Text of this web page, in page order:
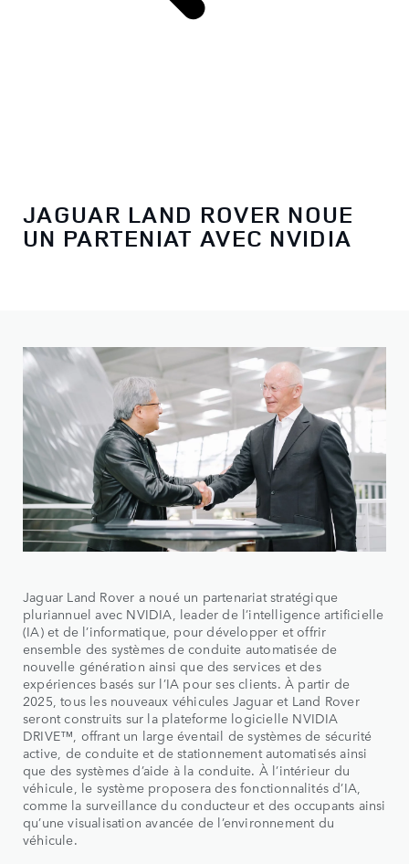
JAGUAR LAND ROVER NOUE
UN PARTENIAT AVEC NVIDIA
Jaguar Land Rover a noué un partenariat stratégique
pluriannuel avec NVIDIA, leader de l’intelligence artificielle
(IA) et de l’informatique, pour développer et offrir
ensemble des systèmes de conduite automatisée de
nouvelle génération ainsi que des services et des
expériences basés sur l’IA pour ses clients. À partir de
2025, tous les nouveaux véhicules Jaguar et Land Rover
seront construits sur la plateforme logicielle NVIDIA
DRIVE™, offrant un large éventail de systèmes de sécurité
active, de conduite et de stationnement automatisés ainsi
que des systèmes d’aide à la conduite. À l’intérieur du
véhicule, le système proposera des fonctionnalités d’IA,
comme la surveillance du conducteur et des occupants ainsi
qu’une visualisation avancée de l’environnement du
véhicule.